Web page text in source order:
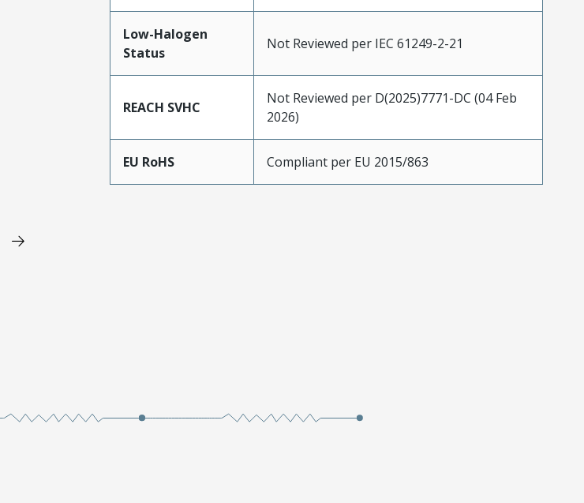
Low-Halogen
Status
Not Reviewed per IEC 61249-2-21
REACH SVHC
Not Reviewed per D(2025)7771-DC (04 Feb
2026)
EU RoHS Compliant per EU 2015/863